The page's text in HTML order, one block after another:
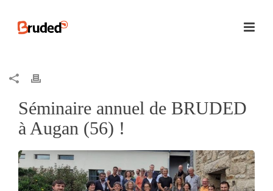
Séminaire annuel de BRUDED
à Augan (56) !